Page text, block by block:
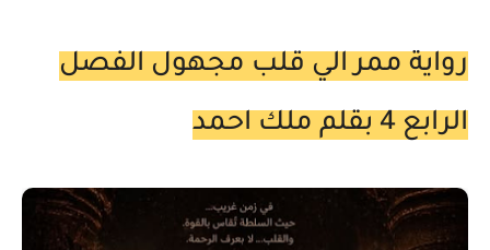
رواية ممر الي قلب مجهول الفصل
الرابع 4 بقلم ملك احمد